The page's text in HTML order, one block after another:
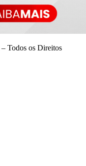
– Todos os Direitos